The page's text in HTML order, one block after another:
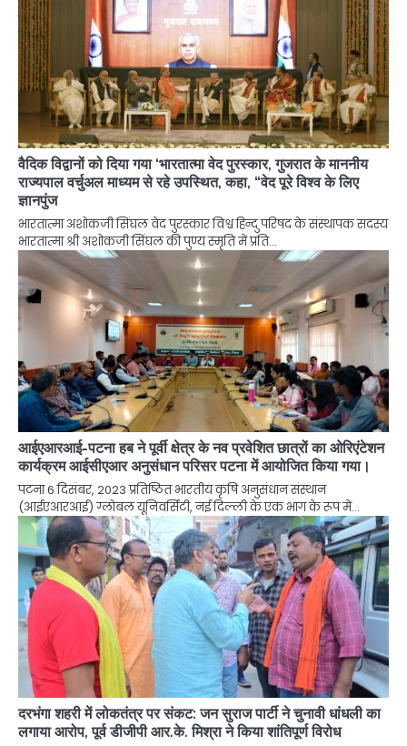
वैदिक विद्वानों को दिया गया ‘भारतात्मा वेद पुरस्कार, गुजरात के माननीय
राज्यपाल वर्चुअल माध्यम से रहे उपस्थित, कहा, “वेद पूरे विश्व के लिए
ज्ञानपुंज
भारतात्मा अशोकजी सिंघल वेद पुरस्कार विश्व हिन्दु परिषद के संस्थापक सदस्य
भारतात्मा श्री अशोकजी सिंघल की पुण्य स्मृति में प्रति…
आईएआरआई-पटना हब ने पूर्वी क्षेत्र के नव प्रवेशित छात्रों का ओरिएंटेशन
कार्यक्रम आईसीएआर अनुसंधान परिसर पटना में आयोजित किया गया।
पटना 6 दिसंबर, 2023 प्रतिष्ठित भारतीय कृषि अनुसंधान संस्थान
(आईएआरआई) ग्लोबल यूनिवर्सिटी, नई दिल्ली के एक भाग के रूप में…
दरभंगा शहरी में लोकतंत्र पर संकट: जन सुराज पार्टी ने चुनावी धांधली का
लगाया आरोप, पूर्व डीजीपी आर.के. मिश्रा ने किया शांतिपूर्ण विरोध